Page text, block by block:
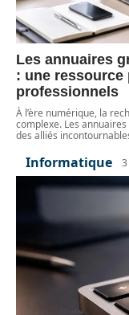
Les annuaires
: une ressource
professionnels
À l’ère numérique, la
complexe. Les
des alliés
Informatique